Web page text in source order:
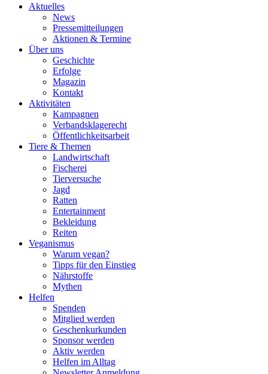
Aktuelles
News
Pressemitteilungen
Aktionen & Termine
Über uns
Geschichte
Erfolge
Magazin
Kontakt
Aktivitäten
Kampagnen
Verbandsklagerecht
Öffentlichkeitsarbeit
Tiere & Themen
Landwirtschaft
Fischerei
Tierversuche
Jagd
Ratten
Entertainment
Bekleidung
Reiten
Veganismus
Warum vegan?
Tipps für den Einstieg
Nährstoffe
Mythen
Helfen
Spenden
Mitglied werden
Geschenkurkunden
Sponsor werden
Aktiv werden
Helfen im Alltag